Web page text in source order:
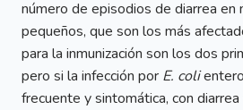
número de episodios de diarrea en
pequeños, que son los más
para la inmunización son los dos
pero si la infección por E. coli
frecuente y sintomática, con